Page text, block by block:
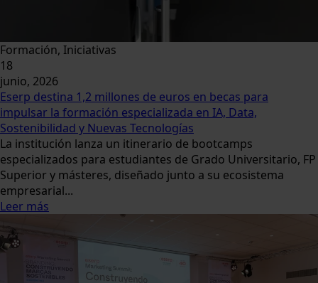
Formación, Iniciativas
18
junio, 2026
Eserp destina 1,2 millones de euros en becas para
impulsar la formación especializada en IA, Data,
Sostenibilidad y Nuevas Tecnologías
La institución lanza un itinerario de bootcamps
especializados para estudiantes de Grado Universitario, FP
Superior y másteres, diseñado junto a su ecosistema
empresarial...
Leer más